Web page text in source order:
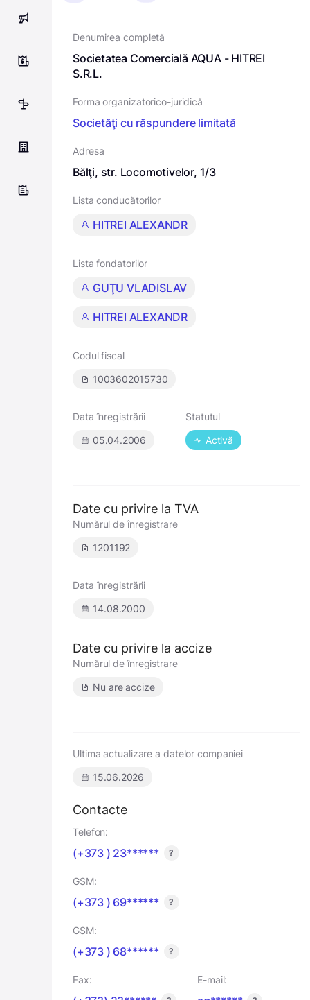
10
17
Denumirea completă
Societatea Comercială AQUA - HITREI
S.R.L.
Forma organizatorico-juridică
Societăţi cu răspundere limitată
Adresa
Bălţi, str. Locomotivelor, 1/3
Lista conducătorilor
HITREI ALEXANDR
Lista fondatorilor
GUŢU VLADISLAV
HITREI ALEXANDR
Codul fiscal
1003602015730
Data înregistrării
05.04.2006
Statutul
Activă
Date cu privire la TVA
Numărul de înregistrare
1201192
Data înregistrării
14.08.2000
Date cu privire la accize
Numărul de înregistrare
Nu are accize
Ultima actualizare a datelor companiei
15.06.2026
Contacte
Telefon:
(+373 ) 23****** ?
GSM:
(+373 ) 69****** ?
GSM:
(+373 ) 68****** ?
Fax: E-mail: